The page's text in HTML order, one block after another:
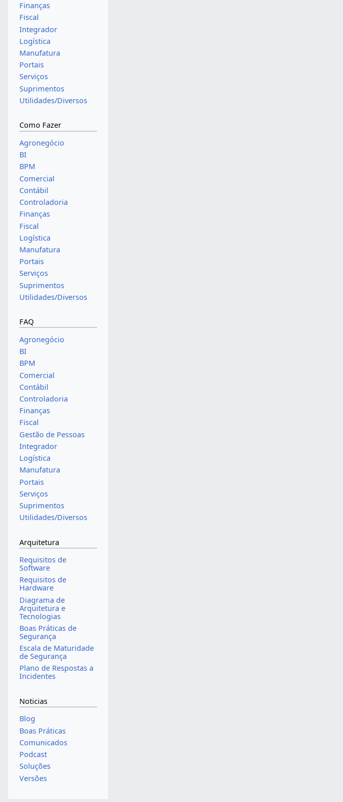
Finanças
Fiscal
Integrador
Logística
Manufatura
Portais
Serviços
Suprimentos
Utilidades/Diversos
Como Fazer
Agronegócio
BI
BPM
Comercial
Contábil
Controladoria
Finanças
Fiscal
Logística
Manufatura
Portais
Serviços
Suprimentos
Utilidades/Diversos
FAQ
Agronegócio
BI
BPM
Comercial
Contábil
Controladoria
Finanças
Fiscal
Gestão de Pessoas
Integrador
Logística
Manufatura
Portais
Serviços
Suprimentos
Utilidades/Diversos
Arquitetura
Requisitos de
Software
Requisitos de
Hardware
Diagrama de
Arquitetura e
Tecnologias
Boas Práticas de
Segurança
Escala de Maturidade
de Segurança
Plano de Respostas a
Incidentes
Noticias
Blog
Boas Práticas
Comunicados
Podcast
Soluções
Versões